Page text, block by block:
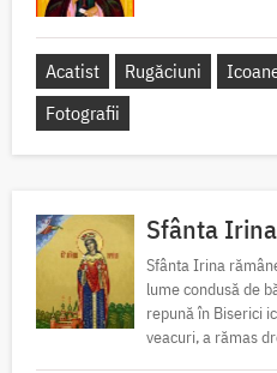
Acatist Rugăciuni
Fotografii
Sfânta
Sfânta Irina
lume condusă de
repună în Biserici
veacuri, a rămas